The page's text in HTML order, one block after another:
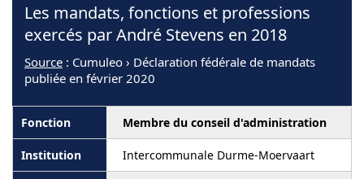
Les mandats, fonctions et professions
exercés par André Stevens en 2018
Source : Cumuleo › Déclaration fédérale de mandats
publiée en février 2020
Membre du conseil d'administration
Intercommunale Durme-Moervaart